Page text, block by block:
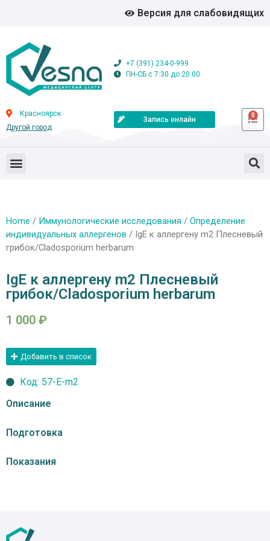
Версия для слабовидящих
+7 (391) 234-0-999
ПН-СБ с 7:30 до 20:00
Красноярск
Другой город
Запись онлайн
0
Home / Иммунологические исследования / Определение
индивидуальных аллергенов / IgE к аллергену m2 Плесневый
грибок/Cladosporium herbarum
IgE к аллергену m2 Плесневый
грибок/Cladosporium herbarum
1 000 ₽
Добавить в список
Код: 57-E-m2
Описание
Подготовка
Показания